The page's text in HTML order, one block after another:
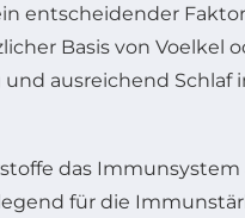
entscheidender
Basis von Voelkel
ausreichend Schlaf
das
für die